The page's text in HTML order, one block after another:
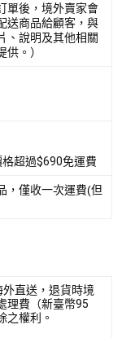
單後，境外賣家會
送商品給顧客，與
、說明及其他相關
。）
超過$690免運費
，僅收一次運費(但
直送，退貨時境
理費（新臺幣95
之權利。